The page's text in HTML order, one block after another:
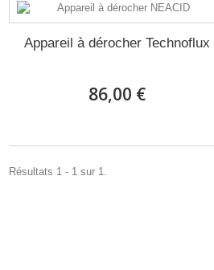
Appareil à dérocher Technoflux
86,00 €
Résultats 1 - 1 sur 1.